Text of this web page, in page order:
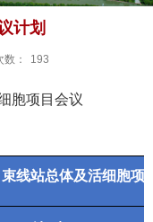
计划
： 193
胞项目会议
线站总体及活细胞项